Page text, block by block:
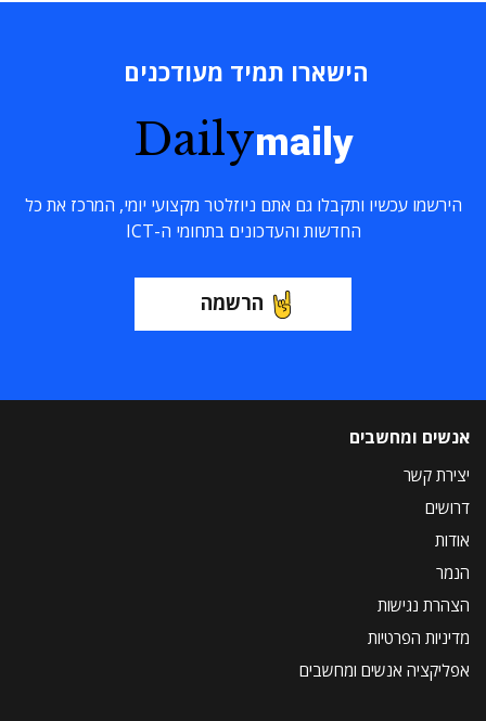
הישארו תמיד מעודכנים
Dailymaily
הירשמו עכשיו ותקבלו גם אתם ניוזלטר מקצועי יומי, המרכז את כל
החדשות והעדכונים בתחומי ה-ICT
הרשמה
אנשים ומחשבים
יצירת קשר
דרושים
אודות
הנמר
הצהרת נגישות
מדיניות הפרטיות
אפליקציה אנשים ומחשבים